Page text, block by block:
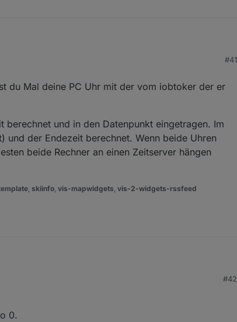
#41
du Mal deine PC Uhr mit der vom iobtoker der er
und in den Datenpunkt eingetragen. Im
der Endezeit berechnet. Wenn beide Uhren
beide Rechner an einen Zeitserver hängen
skiinfo vis-mapwidgets vis-2-widgets-rssfeed
berechnet und in den Datenpunkt eingetragen. Im Widget
#42
0.